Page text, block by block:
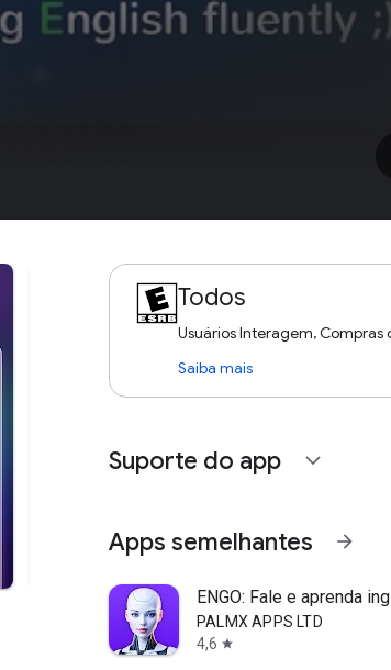
Todos
Usuários Interagem, Compras
Saiba mais
Suporte do app expand_more
Apps semelhantes arrow_forward
ENGO: Fale e aprenda
PALMX APPS LTD
4,6 star